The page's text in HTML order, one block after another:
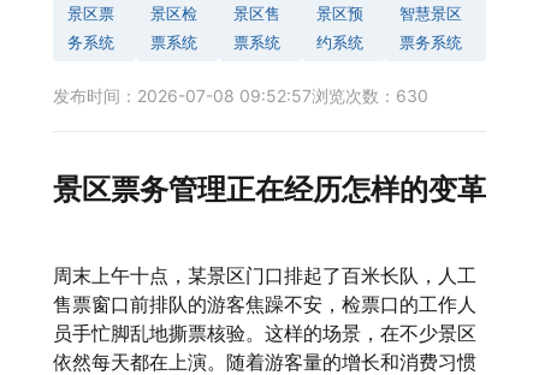
景区票
务系统
景区检
票系统
景区售
票系统
景区预
约系统
智慧景区
票务系统
发布时间：2026-07-08 09:52:57浏览次数：630
景区票务管理正在经历怎样的变革
周末上午十点，某景区门口排起了百米长队，人工
售票窗口前排队的游客焦躁不安，检票口的工作人
员手忙脚乱地撕票核验。这样的场景，在不少景区
依然每天都在上演。随着游客量的增长和消费习惯